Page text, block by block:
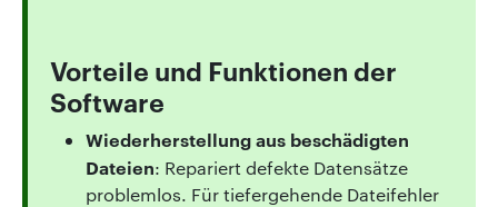
Vorteile und Funktionen der
Software
Wiederherstellung aus beschädigten
Dateien: Repariert defekte Datensätze
problemlos. Für tiefergehende Dateifehler